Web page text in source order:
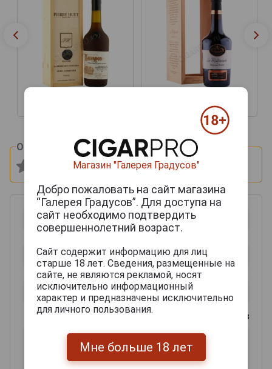
51 069 руб.
Оцените и напишите отзыв:
из 2000 знаков
Магазин "Галерея Градусов"
Добро пожаловать на сайт магазина
“Галерея Градусов”. Для доступа на
сайт необходимо подтвердить
совершеннолетний возраст.
Сайт содержит информацию для лиц
старше 18 лет. Сведения, размещенные на
сайте, не являются рекламой, носят
исключительно информационный
характер и предназначены исключительно
для личного пользования.
Мне больше 18 лет